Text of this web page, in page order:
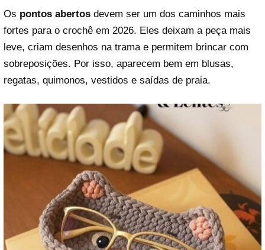
Os pontos abertos devem ser um dos caminhos mais
fortes para o crochê em 2026. Eles deixam a peça mais
leve, criam desenhos na trama e permitem brincar com
sobreposições. Por isso, aparecem bem em blusas,
regatas, quimonos, vestidos e saídas de praia.